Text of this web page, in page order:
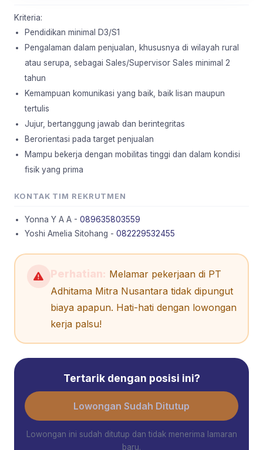
Kriteria:
Pendidikan minimal D3/S1
Pengalaman dalam penjualan, khususnya di wilayah rural
atau serupa, sebagai Sales/Supervisor Sales minimal 2
tahun
Kemampuan komunikasi yang baik, baik lisan maupun
tertulis
Jujur, bertanggung jawab dan berintegritas
Berorientasi pada target penjualan
Mampu bekerja dengan mobilitas tinggi dan dalam kondisi
fisik yang prima
KONTAK TIM REKRUTMEN
Yonna Y A A - 089635803559
Yoshi Amelia Sitohang - 082229532455
Perhatian: Melamar pekerjaan di PT
Adhitama Mitra Nusantara tidak dipungut
biaya apapun. Hati-hati dengan lowongan
kerja palsu!
Tertarik dengan posisi ini?
Lowongan Sudah Ditutup
Lowongan ini sudah ditutup dan tidak menerima lamaran
baru.